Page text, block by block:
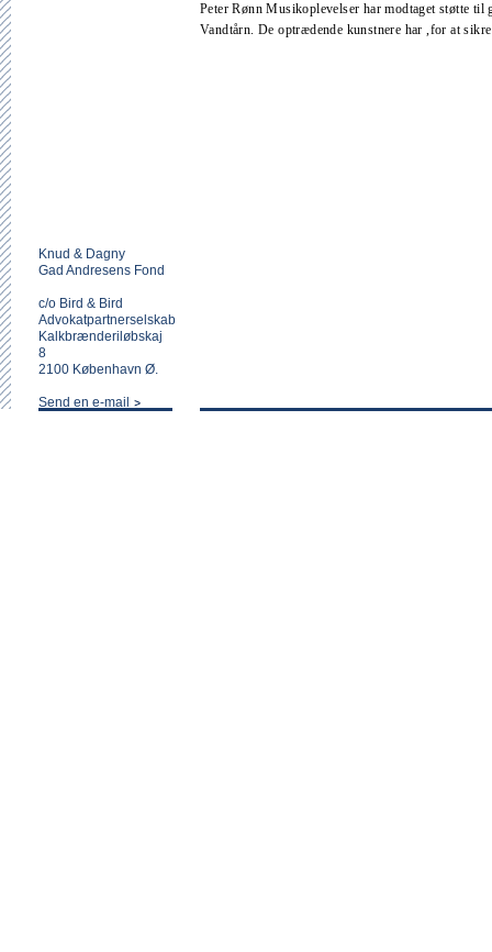
Peter Rønn Musikoplevelser har modtaget støtte til
Vandtårn. De optrædende kunstnere har ,for at
Knud & Dagny
Gad Andresens Fond
c/o Bird & Bird
Advokatpartnerselskab
Kalkbrænderiløbskaj
8
2100 København Ø.
Send en e-mail